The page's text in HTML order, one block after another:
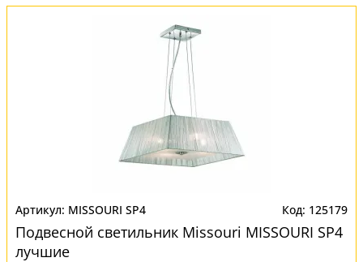
MISSOURI SP4 125179
Подвесной светильник Missouri MISSOURI SP4
лучшие